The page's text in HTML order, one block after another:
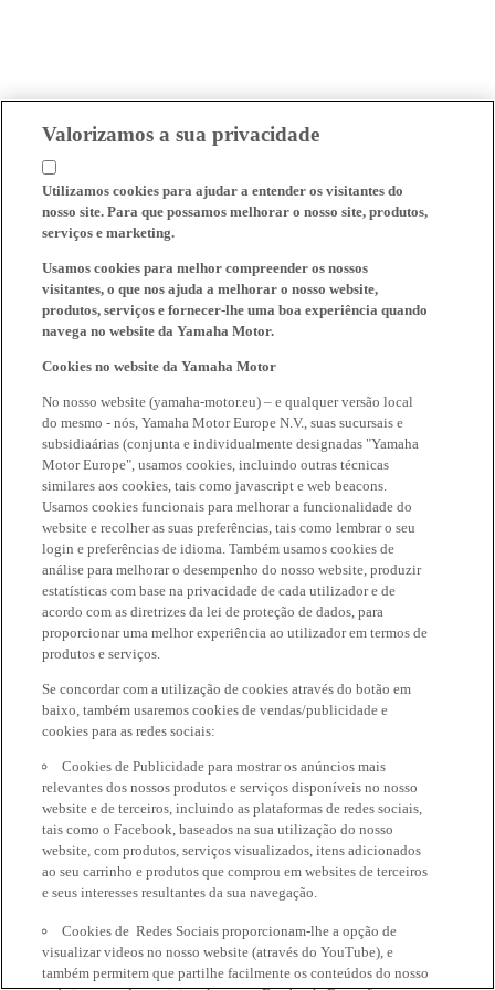
Valorizamos a sua privacidade
Utilizamos cookies para ajudar a entender os visitantes do
nosso site. Para que possamos melhorar o nosso site, produtos,
serviços e marketing.
Usamos cookies para melhor compreender os nossos
visitantes, o que nos ajuda a melhorar o nosso website,
produtos, serviços e fornecer-lhe uma boa experiência quando
navega no website da Yamaha Motor.
Cookies no website da Yamaha Motor
No nosso website (yamaha-motor.eu) – e qualquer versão local
do mesmo - nós, Yamaha Motor Europe N.V., suas sucursais e
subsidiaárias (conjunta e individualmente designadas "Yamaha
Motor Europe", usamos cookies, incluindo outras técnicas
similares aos cookies, tais como javascript e web beacons.
Usamos cookies funcionais para melhorar a funcionalidade do
website e recolher as suas preferências, tais como lembrar o seu
login e preferências de idioma. Também usamos cookies de
análise para melhorar o desempenho do nosso website, produzir
estatísticas com base na privacidade de cada utilizador e de
acordo com as diretrizes da lei de proteção de dados, para
proporcionar uma melhor experiência ao utilizador em termos de
produtos e serviços.
Se concordar com a utilização de cookies através do botão em
baixo, também usaremos cookies de vendas/publicidade e
cookies para as redes sociais:
Cookies de Publicidade para mostrar os anúncios mais
relevantes dos nossos produtos e serviços disponíveis no nosso
website e de terceiros, incluindo as plataformas de redes sociais,
tais como o Facebook, baseados na sua utilização do nosso
website, com produtos, serviços visualizados, itens adicionados
ao seu carrinho e produtos que comprou em websites de terceiros
e seus interesses resultantes da sua navegação.
Cookies de Redes Sociais proporcionam-lhe a opção de
visualizar videos no nosso website (através do YouTube), e
também permitem que partilhe facilmente os conteúdos do nosso